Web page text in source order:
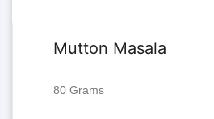
Mutton Masala
80 Grams